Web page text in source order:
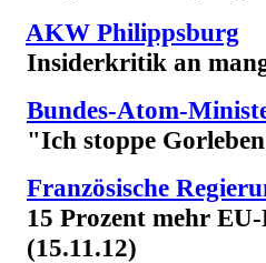
AKW Philippsburg
Insiderkritik an
Bundes-Atom-
"Ich stoppe
Französische
15 Prozent mehr EU-
(15.11.12)